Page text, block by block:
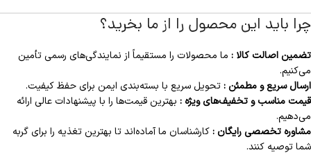
چرا باید این محصول را از ما بخرید؟
تضمین اصالت کالا : ما محصولات را مستقیماً از نمایندگی‌های رسمی تأمین
می‌کنیم.
ارسال سریع و مطمئن :تحویل سریع با بسته‌بندی ایمن برای حفظ کیفیت.
قیمت مناسب و تخفیف‌های ویژه : بهترین قیمت‌ها را با پیشنهادات عالی ارائه
می‌دهیم.
مشاوره تخصصی رایگان :کارشناسان ما آماده‌اند تا بهترین تغذیه را برای گربه
شما توصیه کنند.